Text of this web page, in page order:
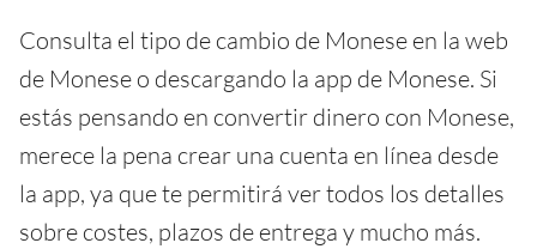
Consulta el tipo de cambio de Monese en la web
de Monese o descargando la app de Monese. Si
estás pensando en convertir dinero con Monese,
merece la pena crear una cuenta en línea desde
la app, ya que te permitirá ver todos los detalles
sobre costes, plazos de entrega y mucho más.